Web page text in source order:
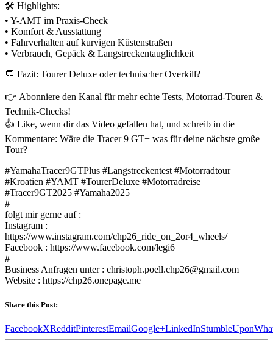
🛠️ Highlights:
• Y-AMT im Praxis-Check
• Komfort & Ausstattung
• Fahrverhalten auf kurvigen Küstenstraßen
• Verbrauch, Gepäck & Langstreckentauglichkeit
💬 Fazit: Tourer Deluxe oder technischer Overkill?
👉 Abonniere den Kanal für mehr echte Tests, Motorrad-Touren &
Technik-Checks!
👍 Like, wenn dir das Video gefallen hat, und schreib in die
Kommentare: Wäre die Tracer 9 GT+ was für deine nächste große
Tour?
#YamahaTracer9GTPlus #Langstreckentest #Motorradtour
#Kroatien #YAMT #TourerDeluxe #Motorradreise
#Tracer9GT2025 #Yamaha2025
folgt mir gerne auf :
Instagram :
https://www.instagram.com/chp26_ride_on_2or4_wheels/
Facebook : https://www.facebook.com/legi6
Business Anfragen unter : christoph.poell.chp26@gmail.com
Website : https://chp26.onepage.me
Share this Post:
FacebookXRedditPinterestEmailGoogle+LinkedInStumbleUpon